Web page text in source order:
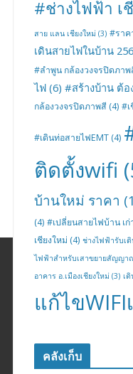
#ช่างไฟฟ้า เ
สาย แลน เชียงใหม่ (3) #ราค
เดินสายไฟในบ้าน
#ลำพูน กล้องวงจรปิดภาพ
ไฟ (6) #สร้างบ้าน ต้อ
กล้องวงจรปิดภาพสี (4) #
#เดินท่อสายไฟEMT (4)
ติดตั้งwifi
บ้านใหม่ ราคา
(4) #เปลี่ยนสายไฟบ้าน เก่
เชียงใหม่ (4) ช่างไฟฟ้ารับเ
ไฟฟ้าสำหรับเสาขยายสัญญาณ
อาคาร อ.เมืองเชียงใหม่ (3) เ
แก้ไขWIFI
คลังเก็บ